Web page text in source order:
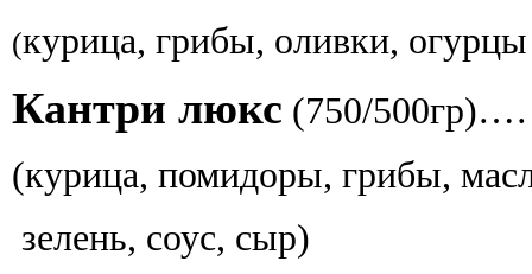
(курица, грибы, оливки,
Кантри люкс (750/
(курица, помидоры, грибы,
зелень, соус, сыр)